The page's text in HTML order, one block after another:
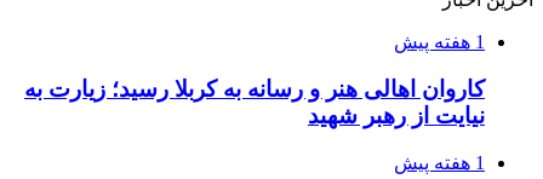
1 هفته پیش
کاروان اهالی هنر و رسانه به کربلا رسید؛ زیارت به
نیایت از رهبر شهید
1 هفته پیش